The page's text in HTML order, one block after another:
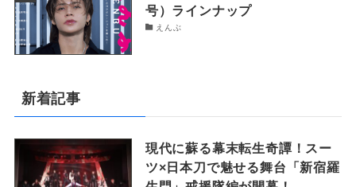
号）ラインナップ
えんぶ
新着記事
現代に蘇る幕末転生奇譚！スー
ツ×日本刀で魅せる舞台「新宿羅